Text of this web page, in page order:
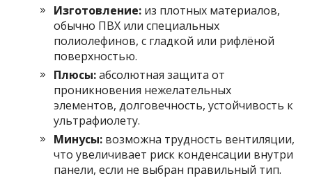
Изготовление: из плотных материалов,
обычно ПВХ или специальных
полиолефинов, с гладкой или рифлёной
поверхностью.
Плюсы:абсолютная защита от
проникновения нежелательных
элементов, долговечность, устойчивость к
ультрафиолету.
Минусы: возможна трудность вентиляции,
что увеличивает риск конденсации внутри
панели, если не выбран правильный тип.